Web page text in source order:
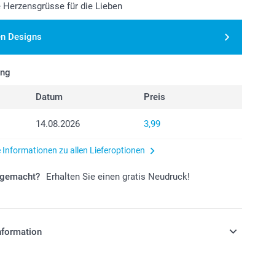
Herzensgrüsse für die Lieben
Designs
Datum Preis
14.08.2026 3,99
Informationen zu allen Lieferoptionen
Erhalten Sie einen gratis Neudruck!